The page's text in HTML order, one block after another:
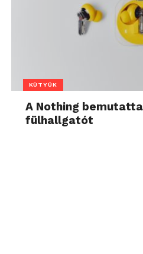
KÜTYÜK
A Nothing
fülhallgatót